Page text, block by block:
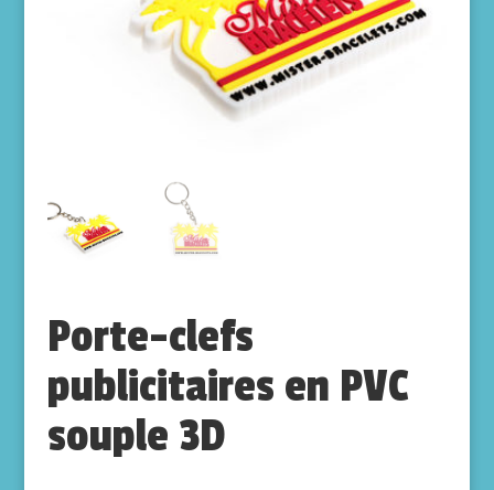
Porte-clefs
publicitaires en PVC
souple 3D